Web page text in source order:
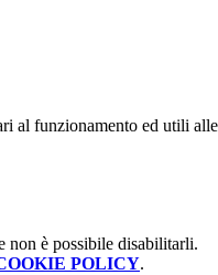
al funzionamento ed utili
non è possibile disabilitarli.
POLICY.